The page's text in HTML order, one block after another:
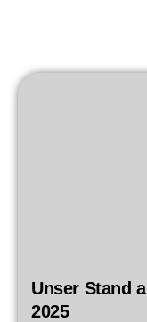
Unser Stand
2025